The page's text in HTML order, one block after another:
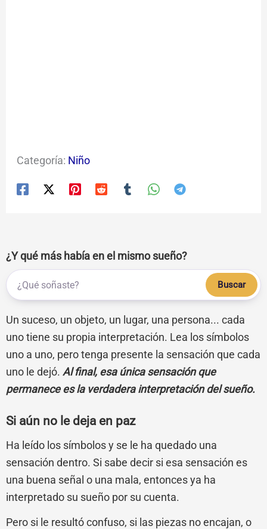
Categoría: Niño
¿Y qué más había en el mismo sueño?
Buscar
Un suceso, un objeto, un lugar, una persona... cada
uno tiene su propia interpretación. Lea los símbolos
uno a uno, pero tenga presente la sensación que cada
uno le dejó. Al final, esa única sensación que
permanece es la verdadera interpretación del sueño.
Si aún no le deja en paz
Ha leído los símbolos y se le ha quedado una
sensación dentro. Si sabe decir si esa sensación es
una buena señal o una mala, entonces ya ha
interpretado su sueño por su cuenta.
Pero si le resultó confuso, si las piezas no encajan, o